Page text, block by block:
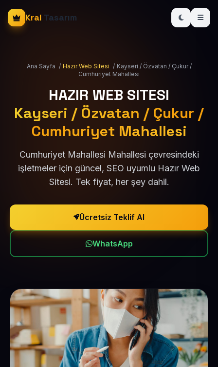
Kral Tasarım
Ana Sayfa / Hazır Web Sitesi / Kayseri / Özvatan / Çukur /
Cumhuriyet Mahallesi
HAZIR WEB SITESI
Kayseri / Özvatan / Çukur /
Cumhuriyet Mahallesi
Cumhuriyet Mahallesi Mahallesi çevresindeki
işletmeler için güncel, SEO uyumlu Hazır Web
Sitesi. Tek fiyat, her şey dahil.
Ücretsiz Teklif Al
WhatsApp